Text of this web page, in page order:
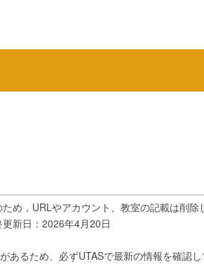
め，URLやアカウント、教室の記載は削除
更新日：2026年4月20日
あるため、必ずUTASで最新の情報を確認